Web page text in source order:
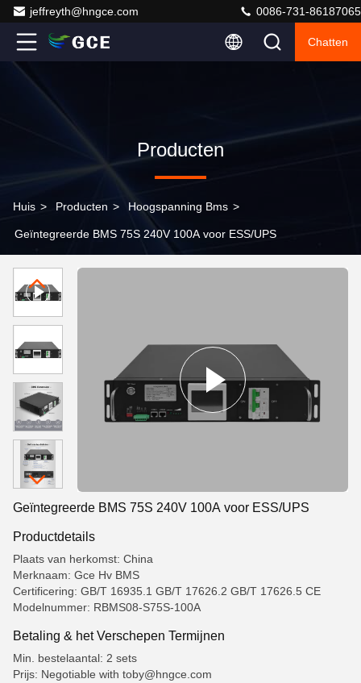
jeffreyth@hngce.com 0086-731-86187065
Chatten
Producten
Huis > Producten > Hoogspanning Bms >
Geïntegreerde BMS 75S 240V 100A voor ESS/UPS
Geïntegreerde BMS 75S 240V 100A voor ESS/UPS
Productdetails
Plaats van herkomst: China
Merknaam: Gce Hv BMS
Certificering: GB/T 16935.1 GB/T 17626.2 GB/T 17626.5 CE
Modelnummer: RBMS08-S75S-100A
Betaling & het Verschepen Termijnen
Min. bestelaantal: 2 sets
Prijs: Negotiable with toby@hngce.com